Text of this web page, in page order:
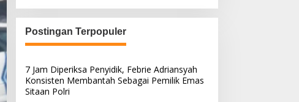
Postingan Terpopuler
7 Jam Diperiksa Penyidik, Febrie Adriansyah
Konsisten Membantah Sebagai Pemilik Emas
Sitaan Polri